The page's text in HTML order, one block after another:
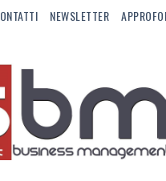
NEWSLETTER